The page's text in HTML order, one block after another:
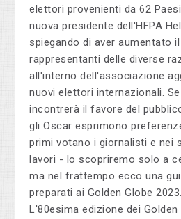
elettori provenienti da 62
nuova presidente dell'HFPA
spiegando di aver aumentato
rappresentanti delle diverse
all'interno dell'associazione
nuovi elettori internazionali.
incontrerà il favore del
gli Oscar esprimono
primi votano i giornalisti e nei
lavori - lo scopriremo solo a
ma nel frattempo ecco una
preparati ai Golden Globe 2023.
L'80esima edizione dei